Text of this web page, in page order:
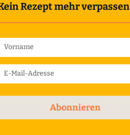
Rezept mehr verpassen
Abonnieren